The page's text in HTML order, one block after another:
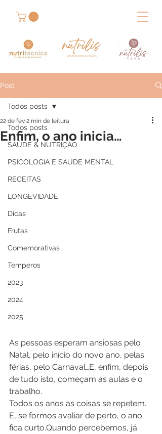
Post
Todos posts
SAÚDE & NUTRIÇÃO
PSICOLOGIA E SAÚDE MENTAL
RECEITAS
LONGEVIDADE
Dicas
Frutas
Comemorativas
Temperos
2023
2024
2025
Todos posts
Enfim, o ano inicia…
22 de fev.2 min de leitura
As pessoas esperam ansiosas pelo
Natal, pelo início do novo ano, pelas
férias, pelo Carnaval…E, enfim, depois
de tudo isto, começam as aulas e o
trabalho.
Todos os anos as coisas se repetem.
E, se formos avaliar de perto, o ano
fica curto.Quando percebemos, já